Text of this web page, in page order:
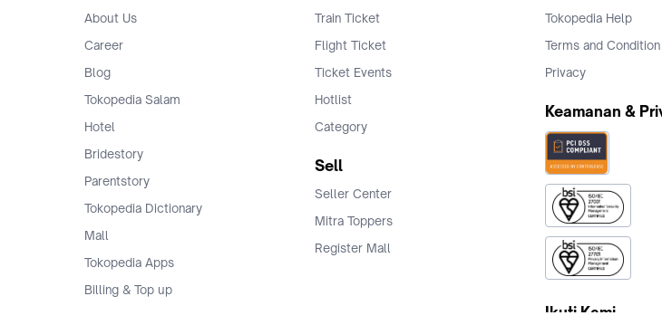
About Us
Career
Blog
Tokopedia Salam
Hotel
Bridestory
Parentstory
Tokopedia Dictionary
Mall
Tokopedia Apps
Billing & Top up
Train Ticket
Flight Ticket
Ticket Events
Hotlist
Category
Sell
Seller Center
Mitra Toppers
Register Mall
Tokopedia Help
Terms and Condition
Privacy
Keamanan &
Ikuti Kami